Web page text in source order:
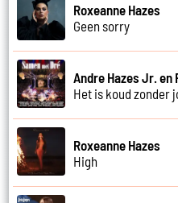
Roxeanne Hazes
Geen sorry
Andre Hazes Jr. en
Het is koud zonder
Roxeanne Hazes
High